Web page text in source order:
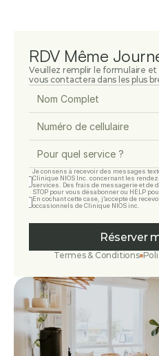
RDV Même
Veuillez remplir le formulaire
vous contactera dans les plus
Je consens à recevoir des messages
Clinique NIOS Inc. concernant les
services. Des frais de messagerie et de
STOP pour vous désabonner ou HELP
En cochant cette case, j’accepte de
occasionnels de Clinique NIOS inc.
Réserver
Termes & Conditions